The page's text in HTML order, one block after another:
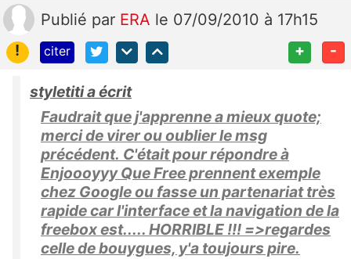
Publié par ERA le 07/09/2010 à 17h15
!
citer + -
styletiti a écrit
Faudrait que j'apprenne a mieux quote;
merci de virer ou oublier le msg
précédent. C'était pour répondre à
Enjoooyyy Que Free prennent exemple
chez Google ou fasse un partenariat très
rapide car l'interface et la navigation de la
freebox est..... HORRIBLE !!! =>regardes
celle de bouygues, y'a toujours pire.